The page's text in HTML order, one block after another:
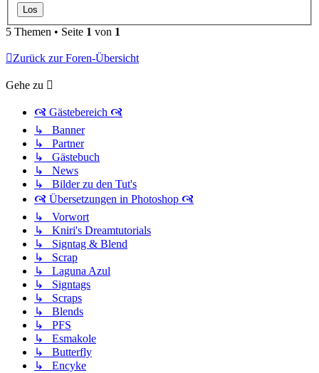
5 Themen • Seite 1 von 1
Zurück zur Foren-Übersicht
Gehe zu
🙧 Gästebereich 🙧
↳ Banner
↳ Partner
↳ Gästebuch
↳ News
↳ Bilder zu den Tut's
🙧 Übersetzungen in Photoshop 🙧
↳ Vorwort
↳ Kniri's Dreamtutorials
↳ Signtag & Blend
↳ Scrap
↳ Laguna Azul
↳ Signtags
↳ Scraps
↳ Blends
↳ PFS
↳ Esmakole
↳ Butterfly
↳ Encyke